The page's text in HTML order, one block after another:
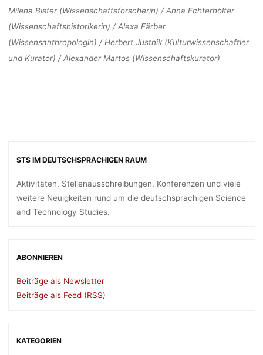
Milena Bister (Wissenschaftsforscherin) / Anna Echterhölter
(Wissenschaftshistorikerin) / Alexa Färber
(Wissensanthropologin) / Herbert Justnik (Kulturwissenschaftler
und Kurator) / Alexander Martos (Wissenschaftskurator)
STS IM DEUTSCHSPRACHIGEN RAUM
Aktivitäten, Stellenausschreibungen, Konferenzen und viele
weitere Neuigkeiten rund um die deutschsprachigen Science
and Technology Studies.
ABONNIEREN
Beiträge als Newsletter
Beiträge als Feed (RSS)
KATEGORIEN